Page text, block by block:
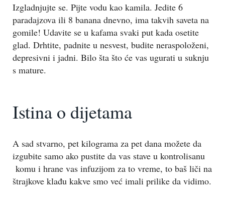
Izgladnjujte se. Pijte vodu kao kamila. Jedite 6
paradajzova ili 8 banana dnevno, ima takvih saveta na
gomile! Udavite se u kafama svaki put kada osetite
glad. Drhtite, padnite u nesvest, budite neraspoloženi,
depresivni i jadni. Bilo šta što će vas ugurati u suknju
s mature.
Istina o dijetama
A sad stvarno, pet kilograma za pet dana možete da
izgubite samo ako pustite da vas stave u kontrolisanu
komu i hrane vas infuzijom za to vreme, to baš liči na
štrajkove klađu kakve smo već imali prilike da vidimo.